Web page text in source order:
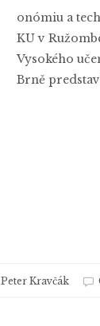
onómiu a
KU v
Vysokého
Brně
Peter Kravčák